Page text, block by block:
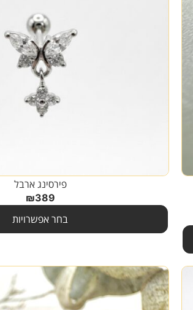
פירסינג ארבל
₪389
בחר אפשרויות